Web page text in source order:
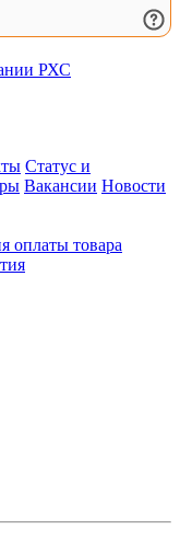
Статус и
Вакансии Новости
оплаты товара